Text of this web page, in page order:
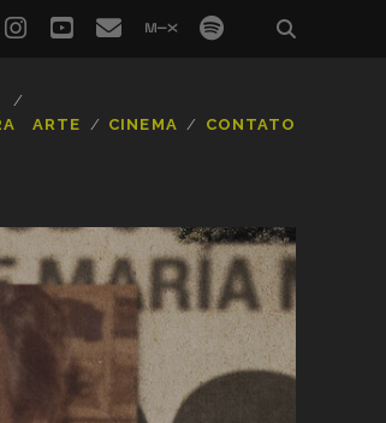
instagram
youtube
emailmixcloud
spotify
ARTE CINEMA CONTATO